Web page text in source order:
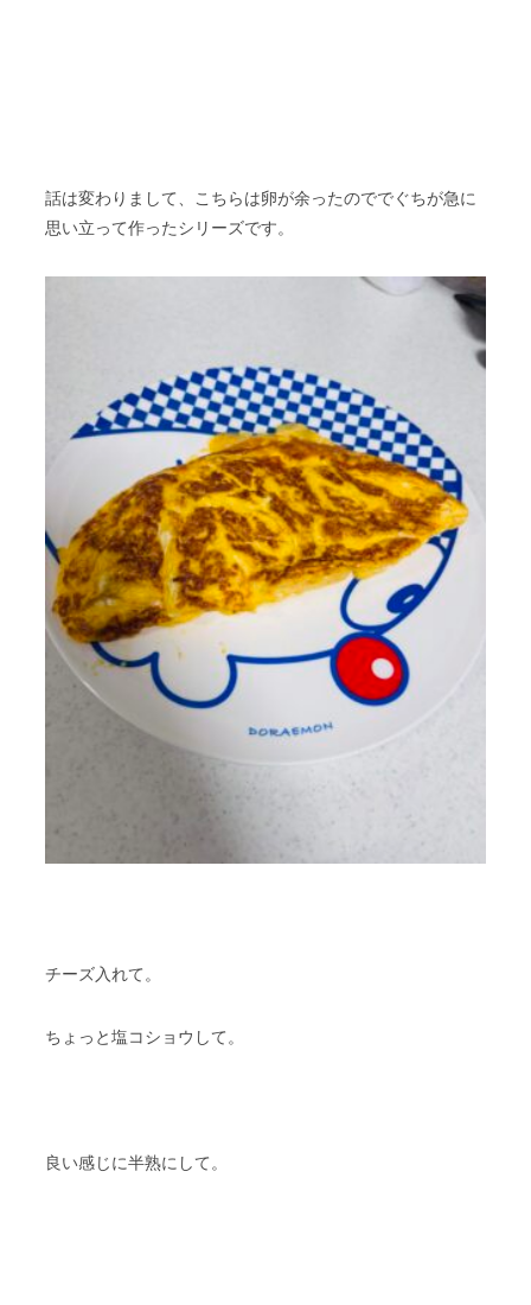
話は変わりまして、こちらは卵が余ったのででぐちが急に
思い立って作ったシリーズです。
チーズ入れて。
ちょっと塩コショウして。
良い感じに半熟にして。